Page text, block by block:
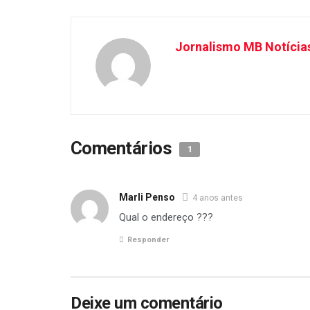
Jornalismo MB
Comentários 1
Marli Penso 4 anos antes
Qual o endereço ???
Responder
Deixe um comentário